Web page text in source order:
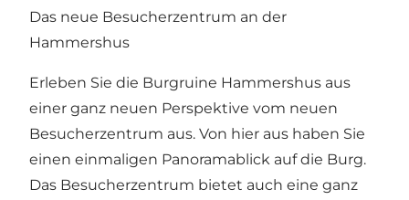
Das neue Besucherzentrum an der
Hammershus
Erleben Sie die Burgruine Hammershus aus
einer ganz neuen Perspektive vom neuen
Besucherzentrum aus. Von hier aus haben Sie
einen einmaligen Panoramablick auf die Burg.
Das Besucherzentrum bietet auch eine ganz